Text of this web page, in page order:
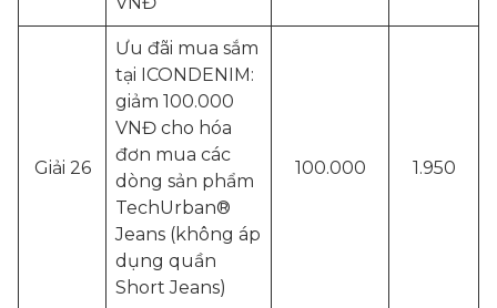
Giải 26
Ưu đãi mua sắm
tại ICONDENIM:
giảm 100.000
VNĐ cho hóa
đơn mua các
dòng sản phẩm
TechUrban®
Jeans (không áp
dụng quần
Short Jeans)
100.000 1.950